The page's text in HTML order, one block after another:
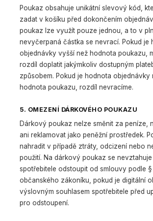
Poukaz obsahuje unikátní slevový kód,
zadat v košíku před dokončením
poukaz lze využít pouze jednou, a to v
nevyčerpaná částka se nevrací. Pokud je
objednávky vyšší než hodnota poukazu,
rozdíl doplatit jakýmkoliv dostupným
způsobem. Pokud je hodnota objednávky
hodnota poukazu, rozdíl nevracíme.
5. OMEZENÍ DÁRKOVÉHO POUKAZU
Dárkový poukaz nelze směnit za peníze,
ani reklamovat jako peněžní prostředek.
nahradit v případě ztráty, odcizení nebo
použití. Na dárkový poukaz se
spotřebitele odstoupit od smlouvy podle §
občanského zákoníku, pokud je digitální
výslovným souhlasem spotřebitele před
pro odstoupení.